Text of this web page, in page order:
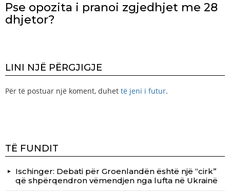
Pse opozita i pranoi zgjedhjet me 28
dhjetor?
LINI NJË PËRGJIGJE
Për të postuar një koment, duhet të jeni i futur.
TË FUNDIT
Ischinger: Debati për Groenlandën është një “cirk”
që shpërqendron vëmendjen nga lufta në Ukrainë